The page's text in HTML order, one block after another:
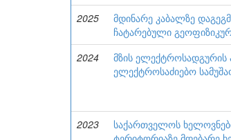
2025
მდინარე კაბალზე
ჩატარებული
2024
მზის ელექტროსადგურის
ელექტროსაძიებო
2023
საქართველოს